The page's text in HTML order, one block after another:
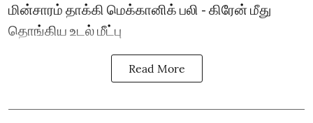
மின்சாரம் தாக்கி மெக்கானிக் பலி - கிரேன் மீது
தொங்கிய உடல் மீட்பு
Read More